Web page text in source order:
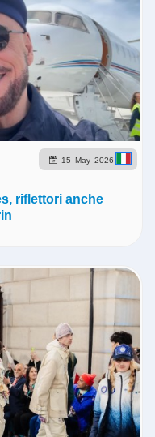
15 May 2026
riflettori anche